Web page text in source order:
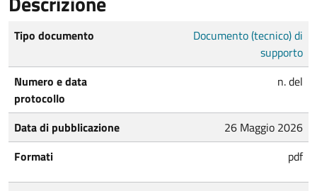
Tipo documento
Documento (tecnico) di
supporto
Numero e data
protocollo
n. del
Data di pubblicazione
26 Maggio 2026
Formati
pdf